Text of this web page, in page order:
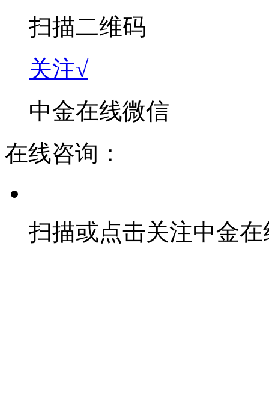
扫描二维码
关注√
中金在线微信
在线咨询：
扫描或点击关注中金